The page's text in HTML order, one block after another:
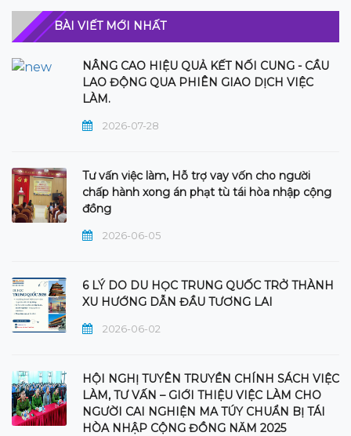
BÀI VIẾT MỚI NHẤT
NÂNG CAO HIỆU QUẢ KẾT NỐI CUNG - CẦU
LAO ĐỘNG QUA PHIÊN GIAO DỊCH VIỆC
LÀM.
2026-07-28
Tư vấn việc làm, Hỗ trợ vay vốn cho người
chấp hành xong án phạt tù tái hòa nhập cộng
đồng
2026-06-05
6 LÝ DO DU HỌC TRUNG QUỐC TRỞ THÀNH
XU HƯỚNG DẪN ĐẦU TƯƠNG LAI
2026-06-02
HỘI NGHỊ TUYÊN TRUYỀN CHÍNH SÁCH VIỆC
LÀM, TƯ VẤN – GIỚI THIỆU VIỆC LÀM CHO
NGƯỜI CAI NGHIỆN MA TÚY CHUẨN BỊ TÁI
HÒA NHẬP CỘNG ĐỒNG NĂM 2025